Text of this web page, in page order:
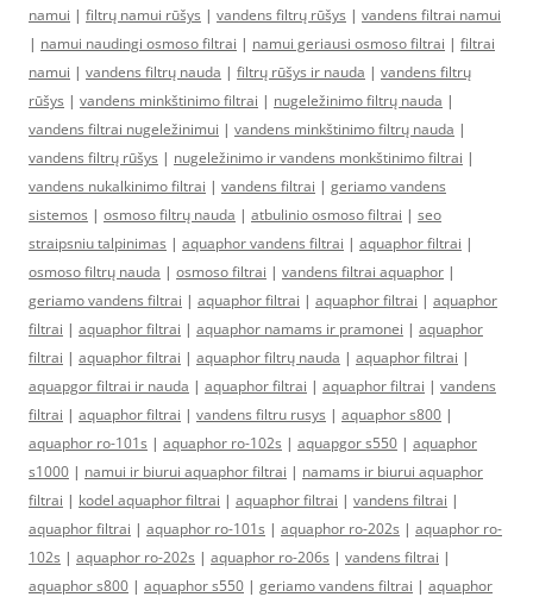
namui | filtrų namui rūšys | vandens filtrų rūšys | vandens filtrai namui
| namui naudingi osmoso filtrai | namui geriausi osmoso filtrai | filtrai
namui | vandens filtrų nauda | filtrų rūšys ir nauda | vandens filtrų
rūšys | vandens minkštinimo filtrai | nugeležinimo filtrų nauda |
vandens filtrai nugeležinimui | vandens minkštinimo filtrų nauda |
vandens filtrų rūšys | nugeležinimo ir vandens monkštinimo filtrai |
vandens nukalkinimo filtrai | vandens filtrai | geriamo vandens
sistemos | osmoso filtrų nauda | atbulinio osmoso filtrai | seo
straipsniu talpinimas | aquaphor vandens filtrai | aquaphor filtrai |
osmoso filtrų nauda | osmoso filtrai | vandens filtrai aquaphor |
geriamo vandens filtrai | aquaphor filtrai | aquaphor filtrai | aquaphor
filtrai | aquaphor filtrai | aquaphor namams ir pramonei | aquaphor
filtrai | aquaphor filtrai | aquaphor filtrų nauda | aquaphor filtrai |
aquapgor filtrai ir nauda | aquaphor filtrai | aquaphor filtrai | vandens
filtrai | aquaphor filtrai | vandens filtru rusys | aquaphor s800 |
aquaphor ro-101s | aquaphor ro-102s | aquapgor s550 | aquaphor
s1000 | namui ir biurui aquaphor filtrai | namams ir biurui aquaphor
filtrai | kodel aquaphor filtrai | aquaphor filtrai | vandens filtrai |
aquaphor filtrai | aquaphor ro-101s | aquaphor ro-202s | aquaphor ro-
102s | aquaphor ro-202s | aquaphor ro-206s | vandens filtrai |
aquaphor s800 | aquaphor s550 | geriamo vandens filtrai | aquaphor